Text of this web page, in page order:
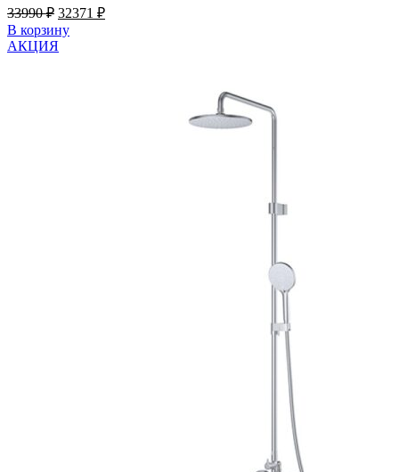
33990₽ Первоначальная
цена
составляла
32371 ₽Текущая
В корзину
АКЦИЯ